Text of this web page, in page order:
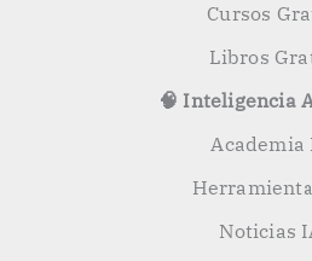
Cursos
Libros
🧠 Inteligencia
Academia
Noticias